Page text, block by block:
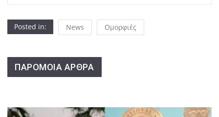
Posted in: News Ομορφιές
ΠΑΡΟΜΟΙΑ ΑΡΘΡΑ